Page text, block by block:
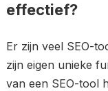
effectief?
Er zijn veel SEO-
zijn eigen unieke
van een SEO-tool